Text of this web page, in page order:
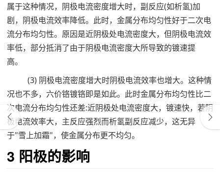
属于这种情况，阴极电流密度增大时，副反应(如析氢)加
剧，阴极电流效率降低。此时，金属分布均匀性好于二次电
流分布均匀性。原因是近阴极处电流密度大，但阴极电流效
率低，部分抵消了由于阴极电流密度大所导致的镀速提
高。
(3) 阴极电流密度增大时阴极电流效率也增大。这种情
况也不多，六价铬镀铬即是如此。此时金属分布均匀性比二
次电流分布均匀性还差:近阴极处电流密度大，镀速快，若阴
极电流效率大，主反应强烈而析氢副反应减少，这无异
于"雪上加霜"，使金属分布更不均匀。
3 阳极的影响